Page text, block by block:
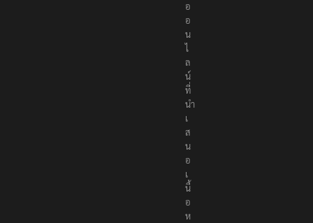
อ
อ
น
ไ
ล
น์
ที่
นำ
เ
ส
น
อ
เ
นื้
อ
ห